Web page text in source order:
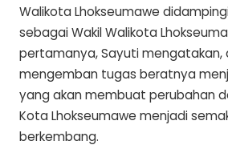
Walikota Lhokseumawe
sebagai Wakil Walikota
pertamanya, Sayuti mengatakan,
mengemban tugas beratnya
yang akan membuat perubahan
Kota Lhokseumawe menjadi
berkembang.